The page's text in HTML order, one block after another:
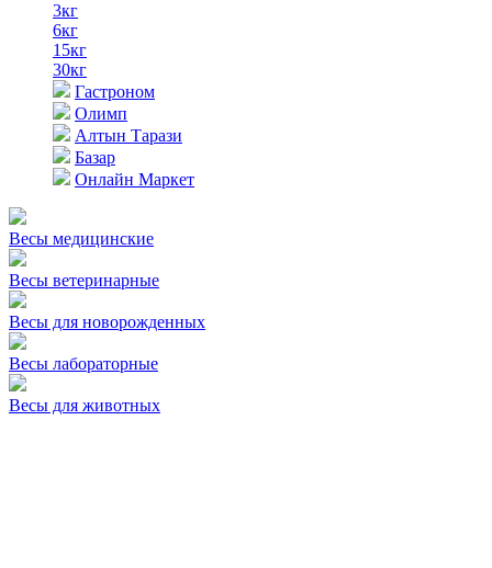
3кг
6кг
15кг
30кг
Гастроном
Олимп
Алтын Тарази
Базар
Онлайн Маркет
Весы медицинские
Весы ветеринарные
Весы для новорожденных
Весы лабораторные
Весы для животных